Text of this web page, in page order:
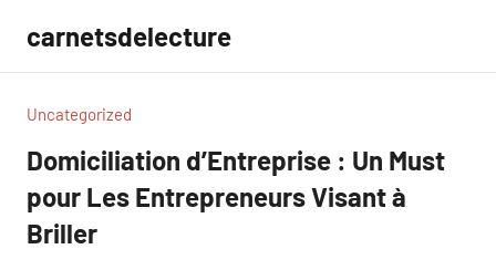
contenu
carnetsdelecture
Uncategorized
Domiciliation d’Entreprise : Un Must
pour Les Entrepreneurs Visant à
Briller